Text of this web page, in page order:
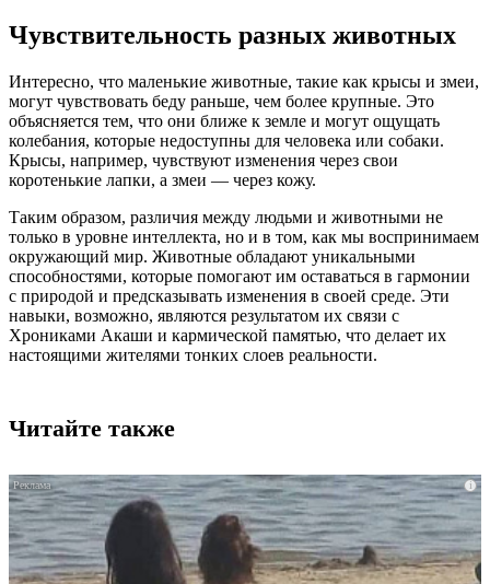
Чувствительность разных животных
Интересно, что маленькие животные, такие как крысы и змеи,
могут чувствовать беду раньше, чем более крупные. Это
объясняется тем, что они ближе к земле и могут ощущать
колебания, которые недоступны для человека или собаки.
Крысы, например, чувствуют изменения через свои
коротенькие лапки, а змеи — через кожу.
Таким образом, различия между людьми и животными не
только в уровне интеллекта, но и в том, как мы воспринимаем
окружающий мир. Животные обладают уникальными
способностями, которые помогают им оставаться в гармонии
с природой и предсказывать изменения в своей среде. Эти
навыки, возможно, являются результатом их связи с
Хрониками Акаши и кармической памятью, что делает их
настоящими жителями тонких слоев реальности.
Читайте также
i